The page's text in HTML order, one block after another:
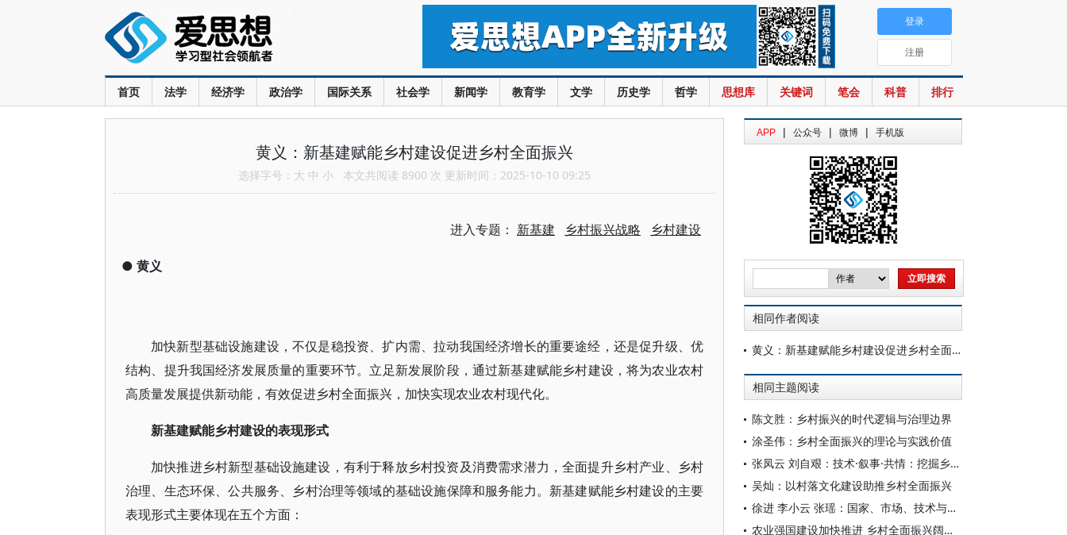
首页 法学 经济学 政治学 国际关系 社会学 新闻学 教育学 文学 历史学 哲学 思想库 关键词 笔会 科普 排行
登录
注册
黄义：新基建赋能乡村建设促进乡村全面振兴
选择字号： 大 中 小 本文共阅读 8900 次 更新时间：2025-10-10 09:25
进入专题： 新基建 乡村振兴战略 乡村建设
● 黄义
加快新型基础设施建设，不仅是稳投资、扩内需、拉动我国经济增长的重要途经，还是促升级、优
结构、提升我国经济发展质量的重要环节。立足新发展阶段，通过新基建赋能乡村建设，将为农业农村
高质量发展提供新动能，有效促进乡村全面振兴，加快实现农业农村现代化。
新基建赋能乡村建设的表现形式
加快推进乡村新型基础设施建设，有利于释放乡村投资及消费需求潜力，全面提升乡村产业、乡村
治理、生态环保、公共服务、乡村治理等领域的基础设施保障和服务能力。新基建赋能乡村建设的主要
表现形式主要体现在五个方面：
APP | 公众号 | 微博 | 手机版
相同作者阅读
黄义：新基建赋能乡村建设促进乡村全面振兴
相同主题阅读
陈文胜：乡村振兴的时代逻辑与治理边界
涂圣伟：乡村全面振兴的理论与实践价值
张凤云 刘自艰：技术·叙事·共情：挖掘乡村全面振兴中 “人” 的故事——以新闻特写《村委会的直播间火了》为例
吴灿：以村落文化建设助推乡村全面振兴
徐进 李小云 张瑶：国家、市场、技术与小农社会的互动——关于小农和乡村续存与发展的社会学笔记
农业强国建设加快推进 乡村全面振兴阔步前行——“十四五”经济社会发展成就系列报告之九